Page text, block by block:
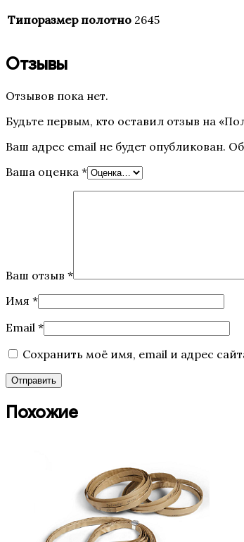
Типоразмер полотно 2645
Отзывы
Отзывов пока нет.
Будьте первым, кто оставил отзыв на
Ваш адрес email не будет опубликован.
Ваша оценка *
Ваш отзыв *
Имя *
Email *
Сохранить моё имя, email и адрес
Похожие